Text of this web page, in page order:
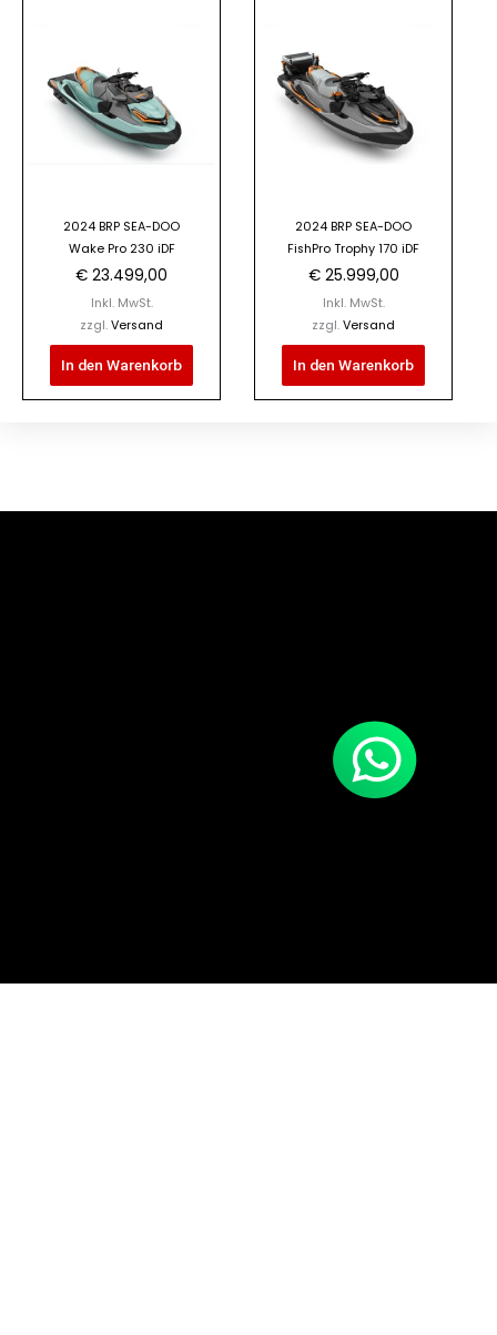
2024 BRP SEA-DOO
Wake Pro 230 iDF
€ 23.499,00
Inkl. MwSt.
zzgl. Versand
In den Warenkorb
2024 BRP SEA-DOO
FishPro Trophy 170 iDF
€25.999,00
Inkl. MwSt.
zzgl. Versand
In den Warenkorb